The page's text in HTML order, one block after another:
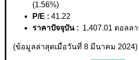
(1.56%)
P/E : 41.22
ราคาปัจจุบัน : 1,407.01 ดอลล
(ข้อมูลล่าสุดเมื่อวันที่ 8 มีนาคม 2024)